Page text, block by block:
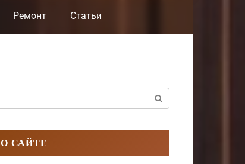
Ремонт Статьи
О САЙТЕ